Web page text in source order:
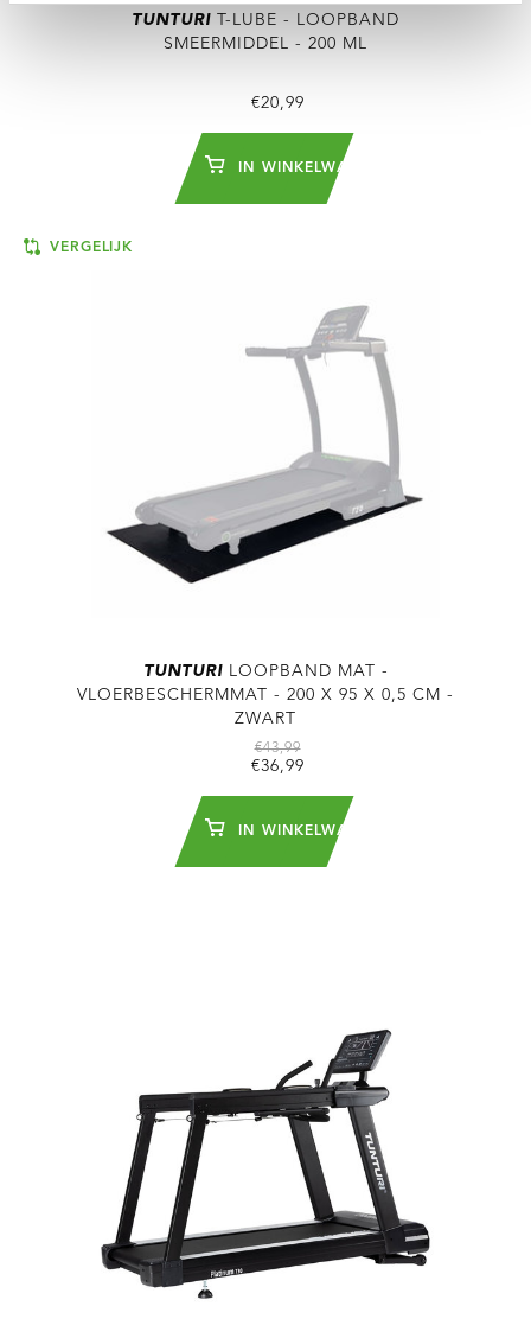
TUNTURI T-LUBE - LOOPBAND
SMEERMIDDEL - 200 ML
€20,99
IN WINKELWAGEN
VERGELIJK
TUNTURILOOPBAND MAT -
VLOERBESCHERMMAT - 200 X 95 X 0,5 CM -
ZWART
€43,99
€36,99
IN WINKELWAGEN